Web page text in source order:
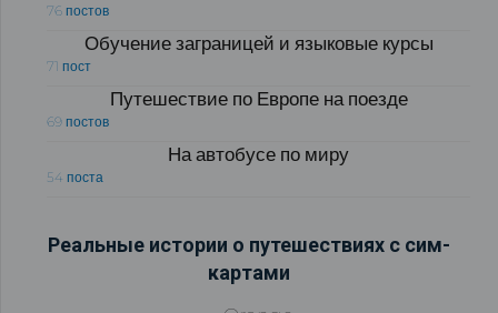
76 постов
Обучение заграницей и языковые курсы
71 пост
Путешествие по Европе на поезде
69 постов
На автобусе по миру
54 поста
Реальные истории о путешествиях с сим-
картами